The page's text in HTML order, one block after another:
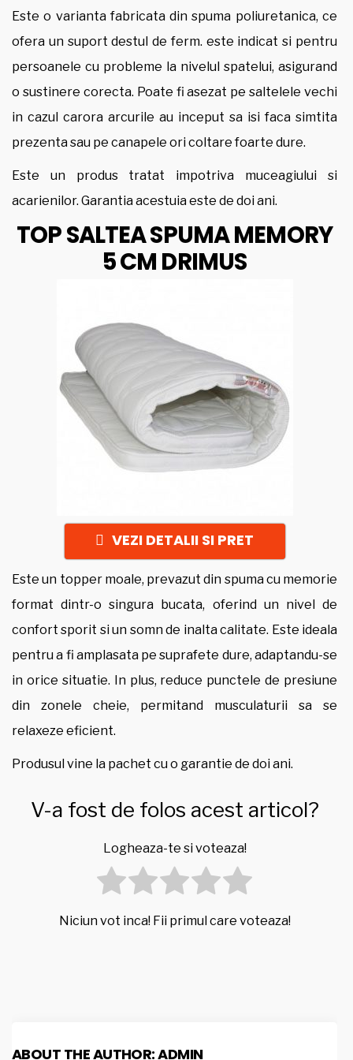
Este o varianta fabricata din spuma poliuretanica, ce
ofera un suport destul de ferm. este indicat si pentru
persoanele cu probleme la nivelul spatelui, asigurand
o sustinere corecta. Poate fi asezat pe saltelele vechi
in cazul carora arcurile au inceput sa isi faca simtita
prezenta sau pe canapele ori coltare foarte dure.
Este un produs tratat impotriva muceagiului si
acarienilor. Garantia acestuia este de doi ani.
TOP SALTEA SPUMA MEMORY
5 CM DRIMUS
VEZI DETALII SI PRET
Este un topper moale, prevazut din spuma cu memorie
format dintr-o singura bucata, oferind un nivel de
confort sporit si un somn de inalta calitate. Este ideala
pentru a fi amplasata pe suprafete dure, adaptandu-se
in orice situatie. In plus, reduce punctele de presiune
din zonele cheie, permitand musculaturii sa se
relaxeze eficient.
Produsul vine la pachet cu o garantie de doi ani.
V-a fost de folos acest articol?
Logheaza-te si voteaza!
Niciun vot inca! Fii primul care voteaza!
ABOUT THE AUTHOR:ADMIN